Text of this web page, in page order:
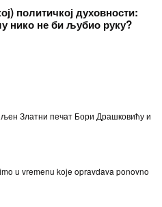
политичкој духовности:
нико не би љубио руку?
Златни печат Бори Драшковићу и
u vremenu koje opravdava ponovno